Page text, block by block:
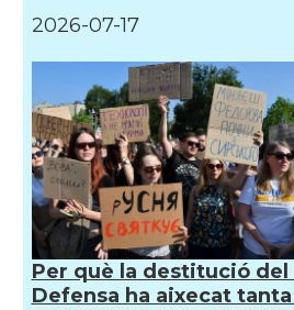
2026-07-17
Per què la destitució
Defensa ha aixecat